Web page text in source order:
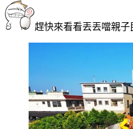
趕快來看看丟丟噹親子